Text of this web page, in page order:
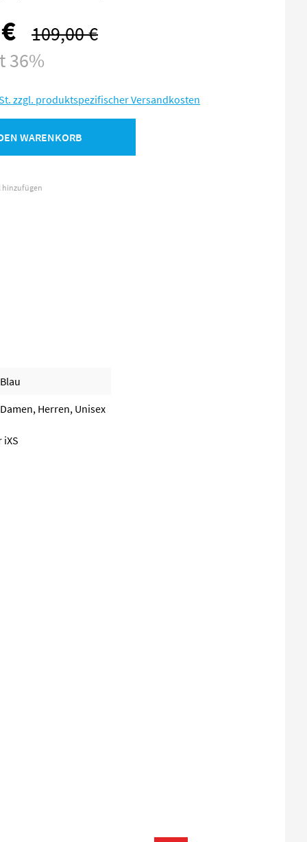
Regulärer Preis:
109,00 €
36%
zzgl. produktspezifischer Versandkosten
WARENKORB
hinzufügen
Blau
Damen, Herren, Unisex